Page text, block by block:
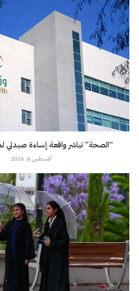
“الصحة” تباشر واقعة إساءة صيدلي
أغسطس 6, 2026